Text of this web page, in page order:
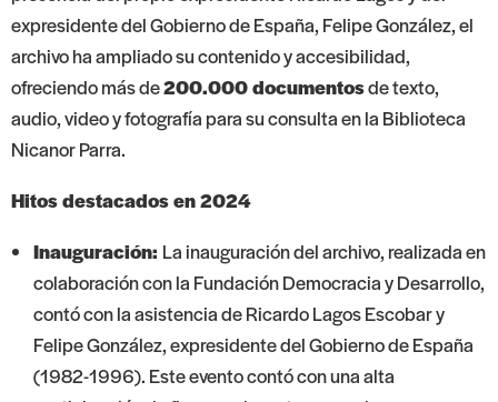
expresidente del Gobierno de España, Felipe González, el
archivo ha ampliado su contenido y accesibilidad,
ofreciendo más de200.000 documentosde texto,
audio, video y fotografía para su consulta en la Biblioteca
Nicanor Parra.
Hitos destacados en 2024
Inauguración: La inauguración del archivo, realizada en
colaboración con la Fundación Democracia y Desarrollo,
contó con la asistencia de Ricardo Lagos Escobar y
Felipe González, expresidente del Gobierno de España
(1982-1996). Este evento contó con una alta